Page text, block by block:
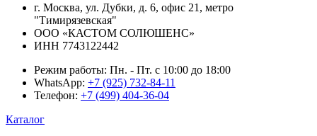
г. Москва, ул. Дубки, д. 6, офис 21, метро
"Тимирязевская"
ООО «КАСТОМ СОЛЮШЕНС»
ИНН 7743122442
Режим работы: Пн. - Пт. с 10:00 до 18:00
WhatsApp: +7 (925) 732-84-11
Телефон: +7 (499) 404-36-04
Каталог